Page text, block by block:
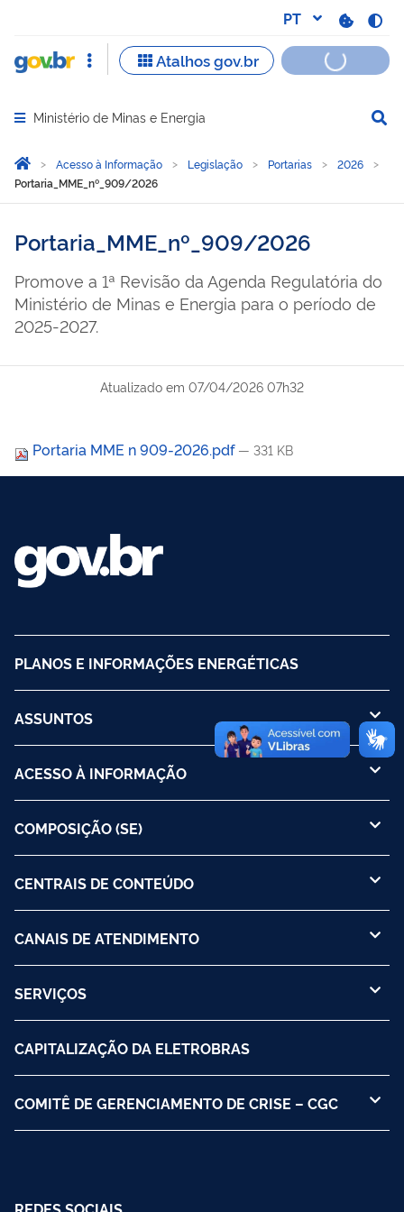
Abrir menu principal de navegação
Ministério de Minas e Energia
Você está aqui:
Página Inicial
Acesso à Informação Legislação Portarias
2026
Portaria_MME_nº_909/2026
Portaria_MME_nº_909/2026
Promove a 1ª Revisão da Agenda Regulatória do
Ministério de Minas e Energia para o período de
2025-2027.
Atualizado em 07/04/2026 07h32
Portaria MME n 909-2026.pdf — 331 KB
PLANOS E INFORMAÇÕES ENERGÉTICAS
ASSUNTOS
ACESSO À INFORMAÇÃO
COMPOSIÇÃO (SE)
CENTRAIS DE CONTEÚDO
CANAIS DE ATENDIMENTO
SERVIÇOS
CAPITALIZAÇÃO DA ELETROBRAS
COMITÊ DE GERENCIAMENTO DE CRISE – CGC